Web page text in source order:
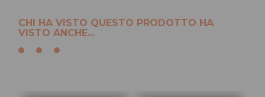
CHI HA VISTO QUESTO PRODOTTO HA
VISTO ANCHE...